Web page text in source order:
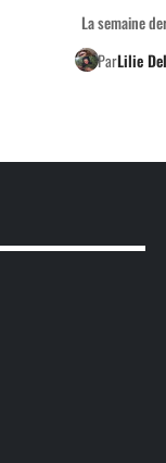
La semaine
ParLilie